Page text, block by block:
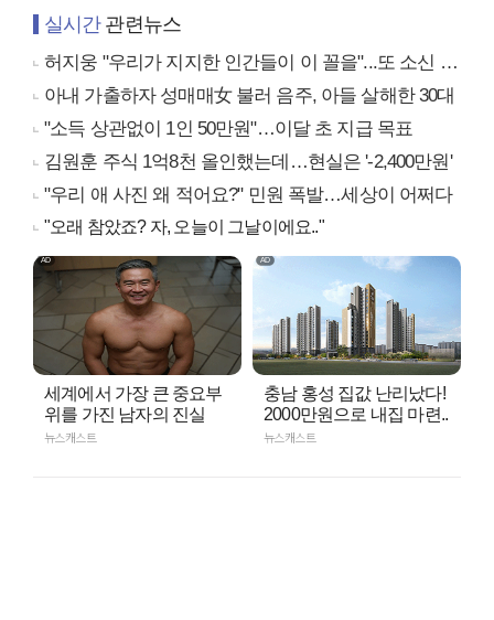
실시간관련뉴스
허지웅 "우리가 지지한 인간들이 이 꼴을"...또 소신 발언
아내 가출하자 성매매女 불러 음주, 아들 살해한 30대
"소득 상관없이 1인 50만원"…이달 초 지급 목표
김원훈 주식 1억8천 올인했는데…현실은 '-2,400만원'
"우리 애 사진 왜 적어요?" 민원 폭발…세상이 어쩌다
"오래 참았죠? 자, 오늘이 그날이에요.."
세계에서 가장 큰 중요부
위를 가진 남자의 진실
뉴스캐스트
충남 홍성 집값 난리났다!
2000만원으로 내집 마련..
뉴스캐스트